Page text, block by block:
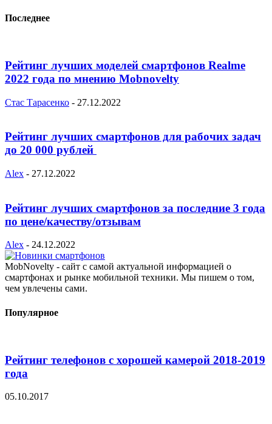
Последнее
Рейтинг лучших моделей смартфонов Realme
2022 года по мнению Mobnovelty
Стас Тарасенко - 27.12.2022
Рейтинг лучших смартфонов для рабочих задач
до 20 000 рублей
Alex - 27.12.2022
Рейтинг лучших смартфонов за последние 3 года
по цене/качеству/отзывам
Alex - 24.12.2022
MobNovelty - сайт с самой актуальной информацией о
смартфонах и рынке мобильной техники. Мы пишем о том,
чем увлечены сами.
Популярное
Рейтинг телефонов с хорошей камерой 2018-2019
года
05.10.2017